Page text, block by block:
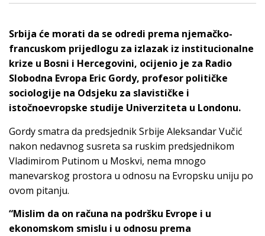
Srbija će morati da se odredi prema njemačko-
francuskom prijedlogu za izlazak iz institucionalne
krize u Bosni i Hercegovini, ocijenio je za Radio
Slobodna Evropa Eric Gordy, profesor političke
sociologije na Odsjeku za slavističke i
istočnoevropske studije Univerziteta u Londonu.
Gordy smatra da predsjednik Srbije Aleksandar Vučić
nakon nedavnog susreta sa ruskim predsjednikom
Vladimirom Putinom u Moskvi, nema mnogo
manevarskog prostora u odnosu na Evropsku uniju po
ovom pitanju.
“Mislim da on računa na podršku Evrope i u
ekonomskom smislu i u odnosu prema